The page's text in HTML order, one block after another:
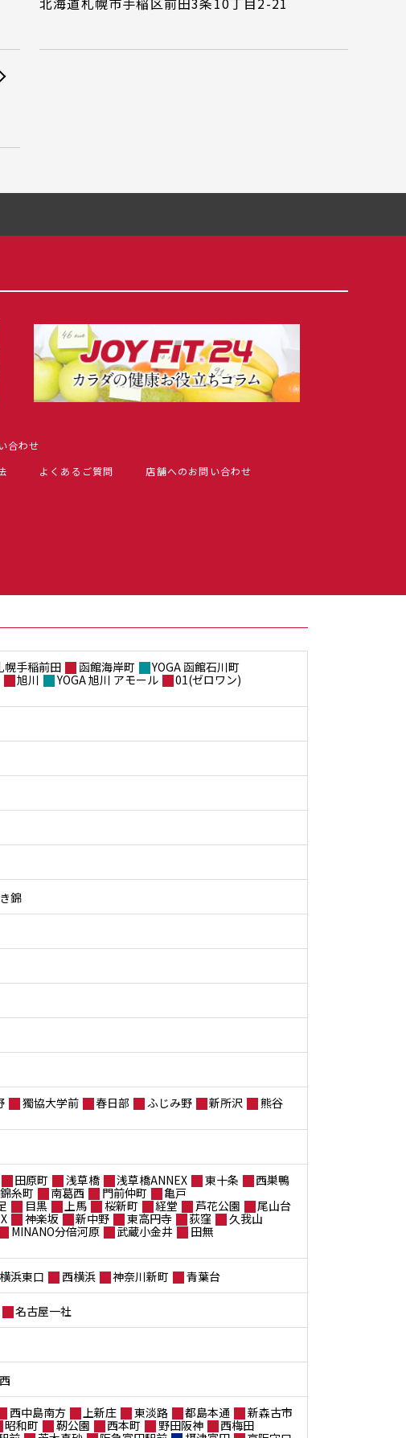
合わせ
よくあるご質問
店舗へのお問い合わせ
幌手稲前田 函館海岸町
YOGA 函館石川町
旭川 YOGA 旭川 アモール
01(ゼロワン)
錦
獨協大学前 春日部 ふじみ野 新所沢
熊谷
田原町 浅草橋 浅草橋ANNEX 東十条
西巣鴨
錦糸町 南葛西 門前仲町
亀戸
目黒 上馬 桜新町 経堂 芦花公園
尾山台
神楽坂 新中野 東高円寺 荻窪
久我山
MINANO分倍河原 武蔵小金井
田無
横浜東口 西横浜 神奈川新町 青葉台
名古屋一社
西中島南方 上新庄 東淡路 都島本通
新森古市
昭和町 靭公園 西本町 野田阪神
西梅田